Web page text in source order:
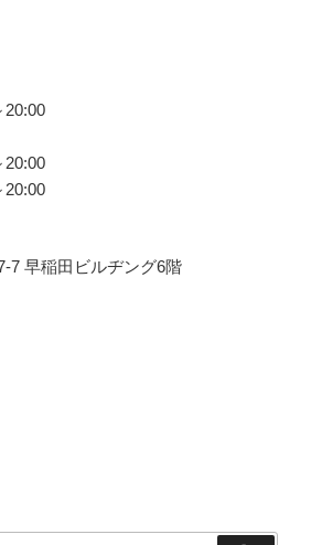
20:00
7 早稲田ビルヂング6階